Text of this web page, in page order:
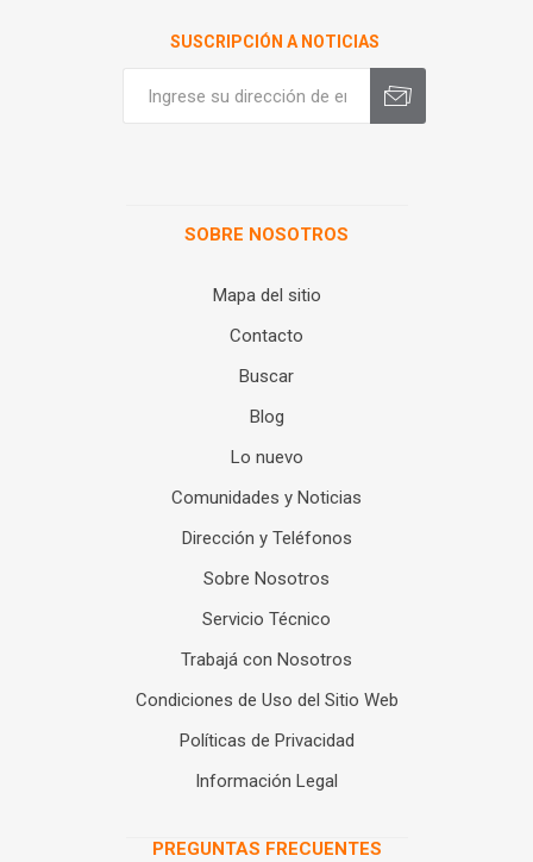
SUSCRIPCIÓN A NOTICIAS
SOBRE NOSOTROS
Mapa del sitio
Contacto
Buscar
Blog
Lo nuevo
Comunidades y Noticias
Dirección y Teléfonos
Sobre Nosotros
Servicio Técnico
Trabajá con Nosotros
Condiciones de Uso del Sitio Web
Políticas de Privacidad
Información Legal
PREGUNTAS FRECUENTES